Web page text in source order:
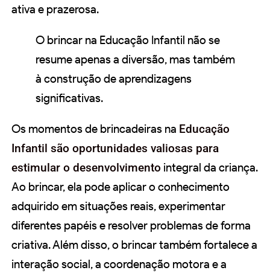
ativa e prazerosa.
O brincar na Educação Infantil não se
resume apenas a diversão, mas também
à construção de aprendizagens
significativas.
Os momentos de brincadeiras na Educação
Infantil são oportunidades valiosas para
estimular o desenvolvimento integral da criança.
Ao brincar, ela pode aplicar o conhecimento
adquirido em situações reais, experimentar
diferentes papéis e resolver problemas de forma
criativa. Além disso, o brincar também fortalece a
interação social, a coordenação motora e a